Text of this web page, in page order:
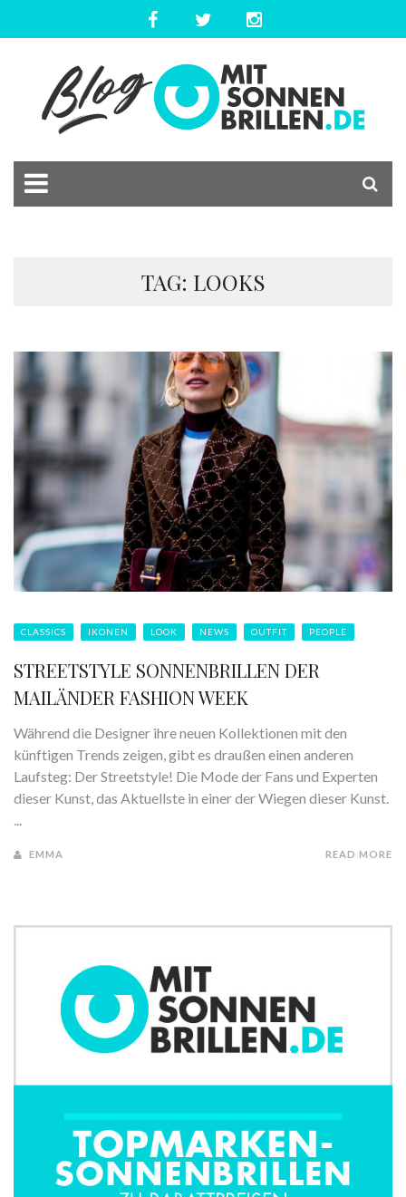
TAG: LOOKS
CLASSICS IKONEN LOOK NEWS OUTFIT PEOPLE
STREETSTYLE SONNENBRILLEN DER
MAILÄNDER FASHION WEEK
Während die Designer ihre neuen Kollektionen mit den
künftigen Trends zeigen, gibt es draußen einen anderen
Laufsteg: Der Streetstyle! Die Mode der Fans und Experten
dieser Kunst, das Aktuellste in einer der Wiegen dieser Kunst.
...
EMMA READ MORE